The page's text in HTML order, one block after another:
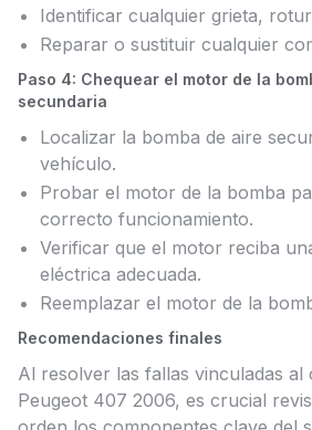
Identificar cualquier grieta,
Reparar o sustituir cualquier
Paso 4: Chequear el motor de la
secundaria
Localizar la bomba de aire
vehículo.
Probar el motor de la bomba
correcto funcionamiento.
Verificar que el motor reciba
eléctrica adecuada.
Reemplazar el motor de la
Recomendaciones finales
Al resolver las fallas vinculadas al
Peugeot 407 2006, es crucial